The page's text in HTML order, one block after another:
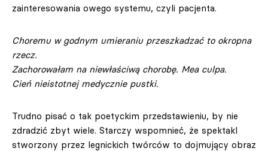
zainteresowania owego systemu, czyli pacjenta.
Choremu w godnym umieraniu przeszkadzać to okropna
rzecz.
Zachorowałam na niewłaściwą chorobę. Mea culpa.
Cień nieistotnej medycznie pustki.
Trudno pisać o tak poetyckim przedstawieniu, by nie
zdradzić zbyt wiele. Starczy wspomnieć, że spektakl
stworzony przez legnickich twórców to dojmujący obraz